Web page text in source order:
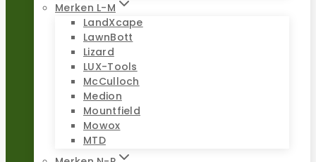
Merken L-M
LandXcape
LawnBott
Lizard
LUX-Tools
McCulloch
Medion
Mountfield
Mowox
MTD